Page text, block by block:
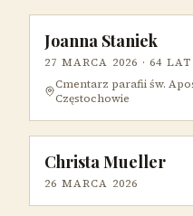
Joanna Staniek
27 MARCA 2026 · 64 LAT
Cmentarz parafii św.
Częstochowie
Christa Mueller
26 MARCA 2026